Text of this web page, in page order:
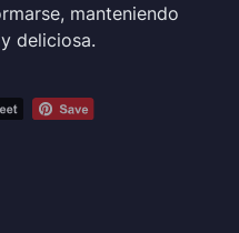
manteniendo
deliciosa.